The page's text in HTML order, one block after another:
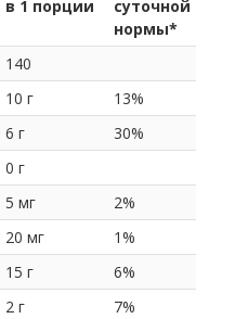
в 1 порции
суточной
нормы*
140
10 г
13%
6 г
30%
0 г
5 мг
2%
20 мг
1%
15 г
6%
2 г
7%